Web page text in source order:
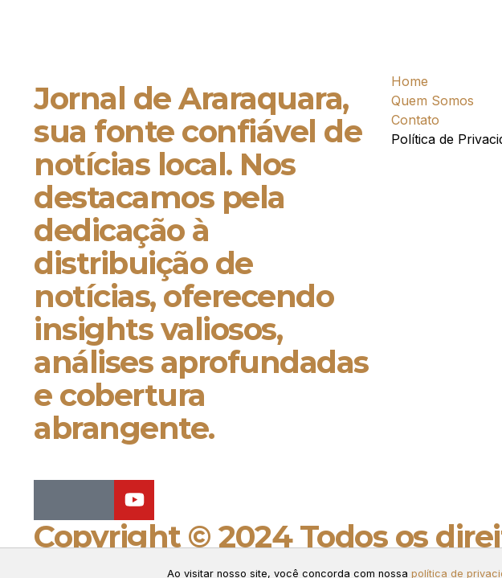
Jornal de Araraquara,
sua fonte confiável de
notícias local. Nos
destacamos pela
dedicação à
distribuição de
notícias, oferecendo
insights valiosos,
análises aprofundadas
e cobertura
abrangente.
Home
Quem Somos
Contato
Política de
Copyright © 2024 Todos os
Connect Web Marketing.
Ao visitar nosso site, você concorda com nossa política de